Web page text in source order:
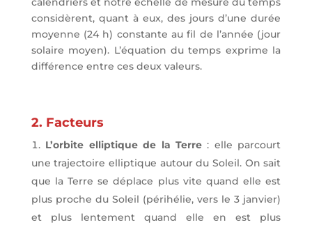
considèrent, quant à eux, des jours d’une durée
moyenne (24 h) constante au fil de l’année (jour
solaire moyen). L’équation du temps exprime la
différence entre ces deux valeurs.
2. Facteurs
L’orbite elliptique de la Terre: elle parcourt
une trajectoire elliptique autour du Soleil. On sait
que la Terre se déplace plus vite quand elle est
plus proche du Soleil (périhélie, vers le 3 janvier)
et plus lentement quand elle en est plus